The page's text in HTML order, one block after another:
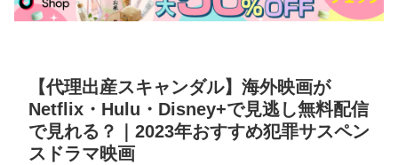
【代理出産スキャンダル】海外映画が
Netflix・Hulu・Disney+で見逃し無料配信
で見れる？｜2023年おすすめ犯罪サスペン
スドラマ映画